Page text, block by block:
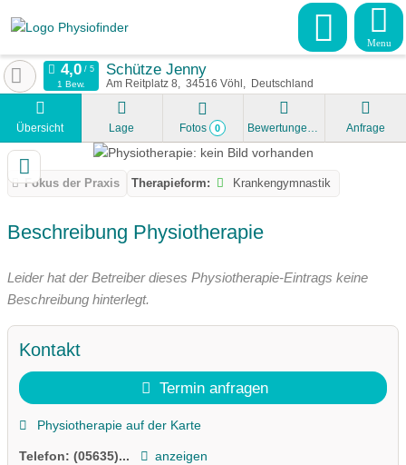
Menu
Schütze Jenny
Am Reitplatz 8 34516 Vöhl Deutschland
1 Bew.
Übersicht Lage Fotos 0 Bewertungen Anfrage
Fokus der Praxis Therapieform: Krankengymnastik
Beschreibung Physiotherapie
Leider hat der Betreiber dieses Physiotherapie-Eintrags keine
Beschreibung hinterlegt.
Kontakt
Termin anfragen
Physiotherapie auf der Karte
Telefon: (05635)... anzeigen